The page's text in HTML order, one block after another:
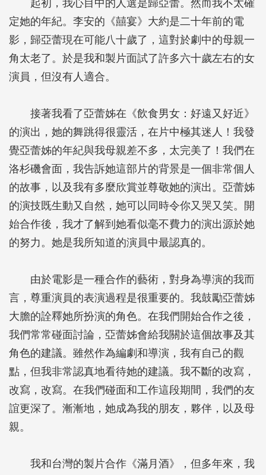
起初，我心目中的人選是歸亞蕾。然而我不太確
定她的年紀。李安的《囍宴》大約是二十年前的電
影，歸亞蕾現在可能八十歲了，這對於劇中的母親一
角太老了。於是我和製片面試了許多六十歲左右的女
演員，但沒有人適合。
接著我看了亞蕾姊在《飲食男女：好遠又好近》
的演出，她的舞跳得很靈活，在片中極其迷人！我發
覺亞蕾姊的年紀與我母親差不多，太完美了！我們在
洛杉磯會面，我告訴她這部片的背景是一個非常個人
的故事，以及我有多麼欣賞並尊敬她的演出。亞蕾姊
的演技既生動又自然，她可以同時令你又哭又笑。開
始合作後，我才了解到她看似毫不費力的演出源於她
的努力。她是我所知道的演員中最認真的。
由於電影是一種合作的藝術，對身為導演的我而
言，尊重演員的表演過程是很重要的。我鼓勵亞蕾姊
大膽的詮釋她所扮演的角色。在我們開始合作之後，
我們常常碰面討論，亞蕾姊會給我關於這個故事及其
角色的建議。雖然作為編劇和導演，我有自己的觀
點，但我非常認真地看待她的建議。我不斷的改寫，
改寫，改寫。在我們碰面和工作這段期間，我們的友
誼更深了。漸漸地，她成為我的朋友，夥伴，以及母
親。
我和台灣的製片合作《滿月酒》，但多年來，我